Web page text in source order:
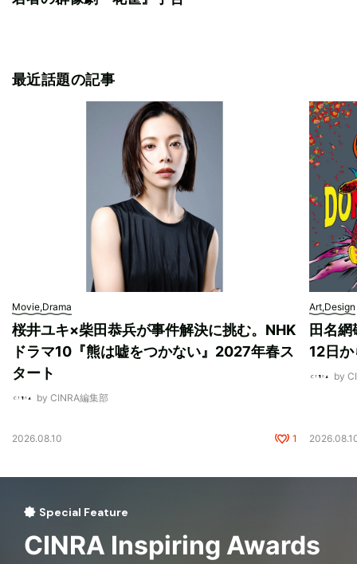
最近話題の記事
Movie,Drama
桜井ユキ×柴田恭兵が事件解決に挑む。NHK
ドラマ10『熊は嘘をつかない』2027年春ス
タート
by CINRA編集部
2026.08.10 1
Art,Design
田名
12日
by
Special Feature
CINRA Inspiring Awards